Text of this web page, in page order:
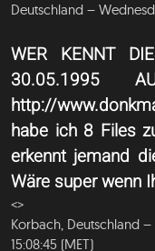
Deutschland –
WER KENNT
30.05.1995
http://
habe ich 8 Files
erkennt jemand
Wäre super wenn
<>
Korbach, Deutschland
15:08:45 (MET)